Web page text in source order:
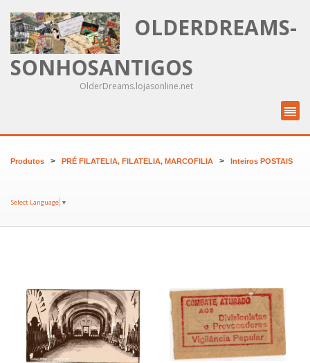
OLDERDREAMS-
SONHOSANTIGOS
OlderDreams.lojasonline.net
Produtos > PRÉ FILATELIA, FILATELIA, MARCOFILIA > Inteiros POSTAIS
Select Language ▼